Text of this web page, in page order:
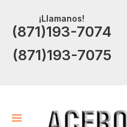
contenido
¡Llamanos!
(871)193-7074
(871)193-7075